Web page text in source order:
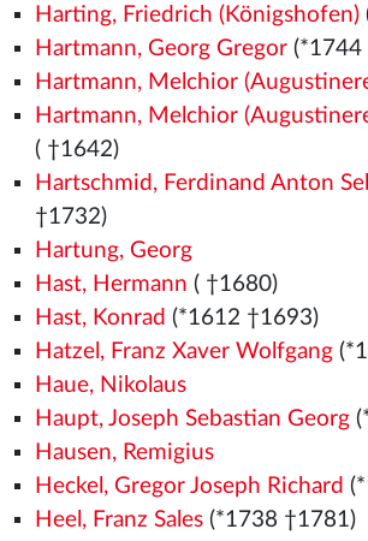
Harting, Friedrich (Königshofen)
Hartmann, Georg Gregor(*1744
Hartmann, Melchior
Hartmann, Melchior
( †1642)
Hartschmid, Ferdinand Anton
†1732)
Hartung, Georg
Hast, Hermann ( †1680)
Hast, Konrad (*1612 †1693)
Hatzel, Franz Xaver Wolfgang
Haue, Nikolaus
Haupt, Joseph Sebastian Georg
Hausen, Remigius
Heckel, Gregor Joseph Richard
Heel, Franz Sales(*1738 †1781)